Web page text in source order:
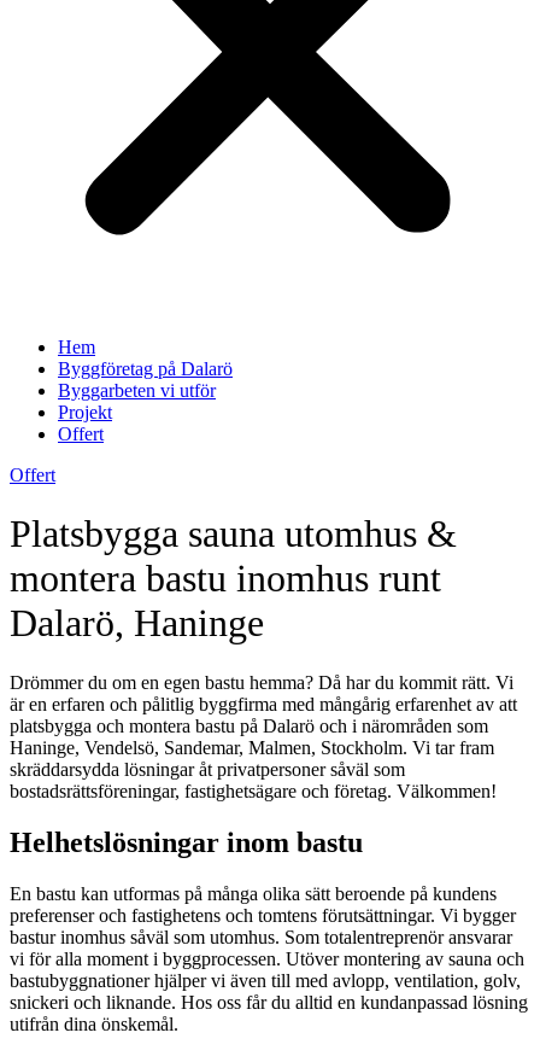
Hem
Byggföretag på Dalarö
Byggarbeten vi utför
Projekt
Offert
Offert
Platsbygga sauna utomhus &
montera bastu inomhus runt
Dalarö, Haninge
Drömmer du om en egen bastu hemma? Då har du kommit rätt. Vi
är en erfaren och pålitlig byggfirma med mångårig erfarenhet av att
platsbygga och montera bastu på Dalarö och i närområden som
Haninge, Vendelsö, Sandemar, Malmen, Stockholm. Vi tar fram
skräddarsydda lösningar åt privatpersoner såväl som
bostadsrättsföreningar, fastighetsägare och företag. Välkommen!
Helhetslösningar inom bastu
En bastu kan utformas på många olika sätt beroende på kundens
preferenser och fastighetens och tomtens förutsättningar. Vi bygger
bastur inomhus såväl som utomhus. Som totalentreprenör ansvarar
vi för alla moment i byggprocessen. Utöver montering av sauna och
bastubyggnationer hjälper vi även till med avlopp, ventilation, golv,
snickeri och liknande. Hos oss får du alltid en kundanpassad lösning
utifrån dina önskemål.